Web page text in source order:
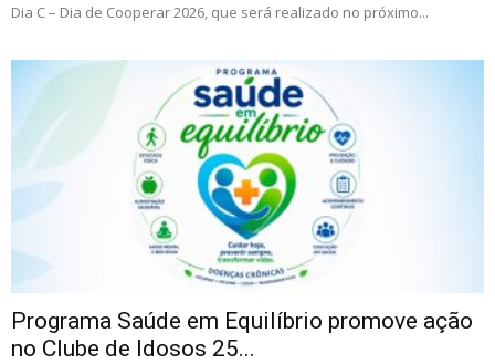
Dia C – Dia de Cooperar 2026, que será realizado no próximo...
Programa Saúde em Equilíbrio promove ação
no Clube de Idosos 25...